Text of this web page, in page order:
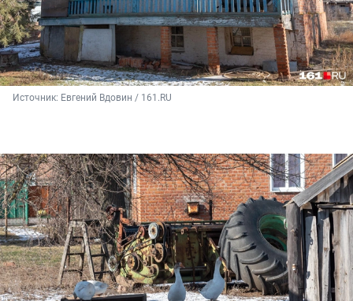
Источник: Евгений Вдовин / 161.RU